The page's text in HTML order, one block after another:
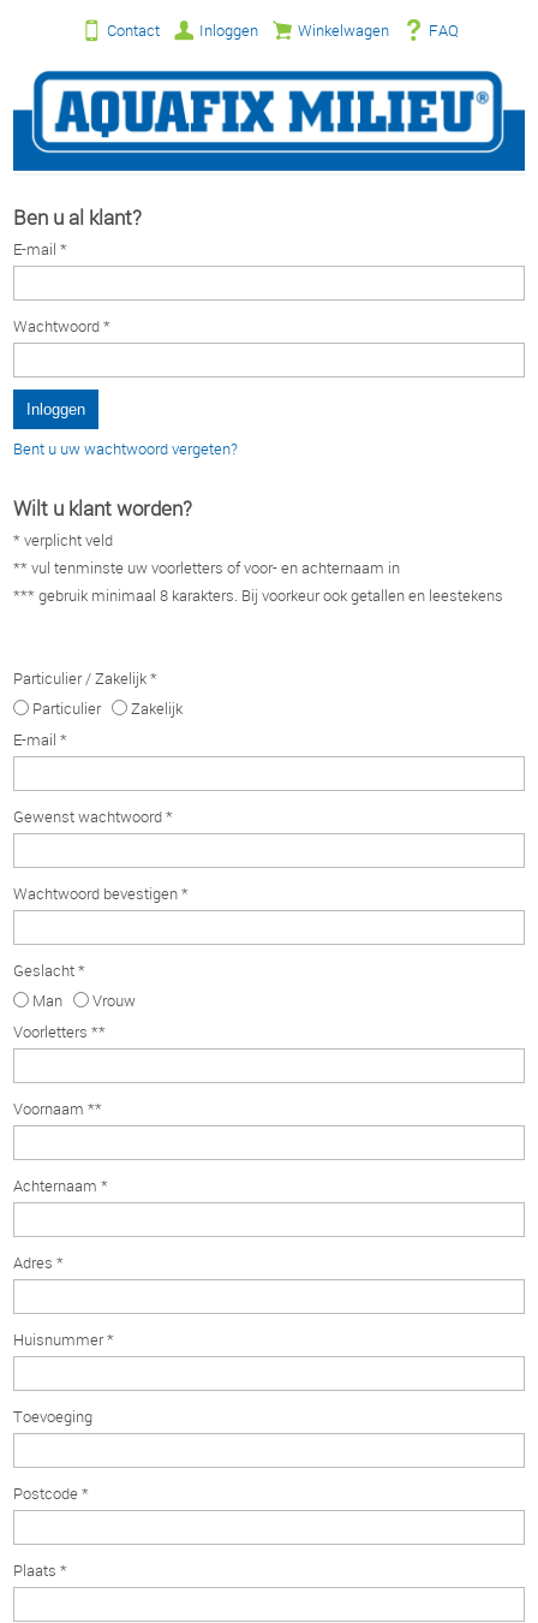
Contact Inloggen Winkelwagen FAQ
Ben u al klant?
E-mail *
Wachtwoord *
Bent u uw wachtwoord vergeten?
Wilt u klant worden?
* verplicht veld
** vul tenminste uw voorletters of voor- en achternaam in
*** gebruik minimaal 8 karakters. Bij voorkeur ook getallen en leestekens
Particulier / Zakelijk *
Particulier
Zakelijk
E-mail *
Gewenst wachtwoord *
Wachtwoord bevestigen *
Geslacht *
Man
Vrouw
Voorletters **
Voornaam **
Achternaam *
Adres *
Huisnummer *
Toevoeging
Postcode *
Plaats *